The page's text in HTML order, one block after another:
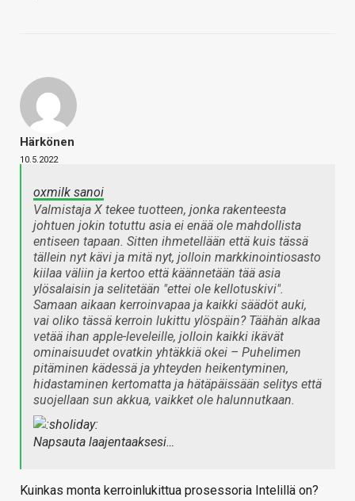
Härkönen
10.5.2022
oxmilk sanoi
Valmistaja X tekee tuotteen, jonka rakenteesta
johtuen jokin totuttu asia ei enää ole mahdollista
entiseen tapaan. Sitten ihmetellään että kuis tässä
tällein nyt kävi ja mitä nyt, jolloin markkinointiosasto
kiilaa väliin ja kertoo että käännetään tää asia
ylösalaisin ja selitetään "ettei ole kellotuskivi".
Samaan aikaan kerroinvapaa ja kaikki säädöt auki,
vai oliko tässä kerroin lukittu ylöspäin? Täähän alkaa
vetää ihan apple-leveleille, jolloin kaikki ikävät
ominaisuudet ovatkin yhtäkkiä okei – Puhelimen
pitäminen kädessä ja yhteyden heikentyminen,
hidastaminen kertomatta ja hätäpäissään selitys että
suojellaan sun akkua, vaikket ole halunnutkaan.
Napsauta laajentaaksesi…
Kuinkas monta kerroinlukittua prosessoria Intelillä on?